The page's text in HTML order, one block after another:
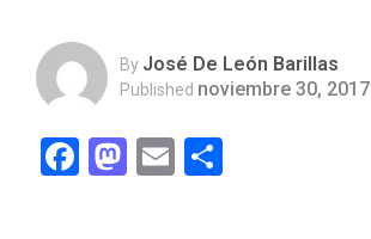
By José De León Barillas
Published noviembre 30, 2017
Facebook
Mastodon
Email